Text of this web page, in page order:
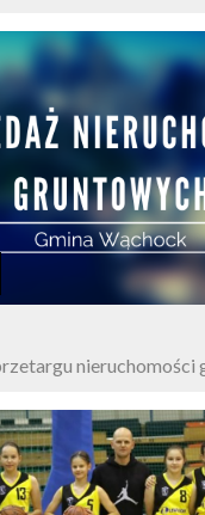
nieruchomości